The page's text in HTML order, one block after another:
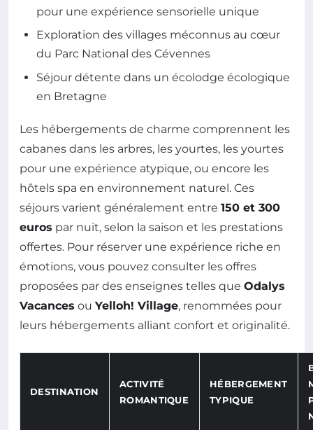
pour une expérience sensorielle unique
Exploration des villages méconnus au cœur
du Parc National des Cévennes
Séjour détente dans un écolodge écologique
en Bretagne
Les hébergements de charme comprennent les
cabanes dans les arbres, les yourtes, les yourtes
pour une expérience atypique, ou encore les
hôtels spa en environnement naturel. Ces
séjours varient généralement entre 150 et 300
euros par nuit, selon la saison et les prestations
offertes. Pour réserver une expérience riche en
émotions, vous pouvez consulter les offres
proposées par des enseignes telles que Odalys
Vacances ou Yelloh! Village, renommées pour
leurs hébergements alliant confort et originalité.
DESTINATION
ACTIVITÉ
ROMANTIQUE
HÉBERGEMENT
TYPIQUE